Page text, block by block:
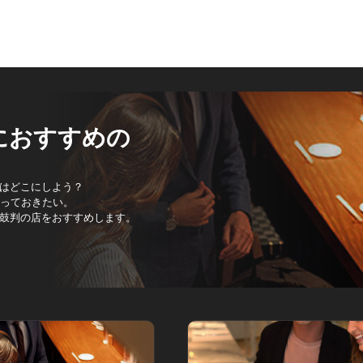
すすめの
どこにしよう？
ておきたい。
の店をおすすめします。